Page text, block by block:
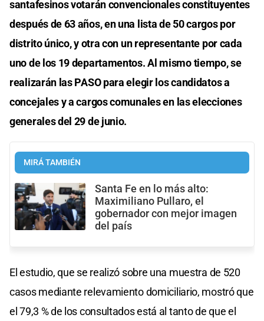
santafesinos votarán convencionales constituyentes
después de 63 años, en una lista de 50 cargos por
distrito único, y otra con un representante por cada
uno de los 19 departamentos. Al mismo tiempo, se
realizarán las PASO para elegir los candidatos a
concejales y a cargos comunales en las elecciones
generales del 29 de junio.
MIRÁ TAMBIÉN
Santa Fe en lo más alto:
Maximiliano Pullaro, el
gobernador con mejor imagen
del país
El estudio, que se realizó sobre una muestra de 520
casos mediante relevamiento domiciliario, mostró que
el 79,3 % de los consultados está al tanto de que el